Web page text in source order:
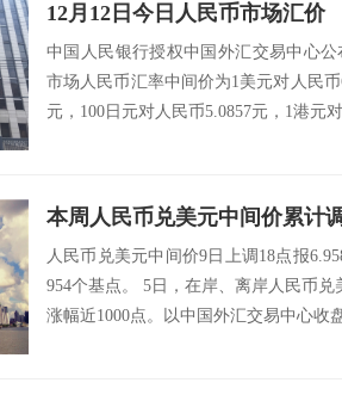
12月12日今日人民币市场汇价
中国人民银行授权中国外汇交易中心公
市场人民币汇率中间价为1美元对人民
元，100日元对人民币5.0857元，1港元
本周人民币兑美元中间价累计
人民币兑美元中间价9日上调18点报
954个基点。 5日，在岸、离岸人民币
涨幅近1000点。以中国外汇交易中心收